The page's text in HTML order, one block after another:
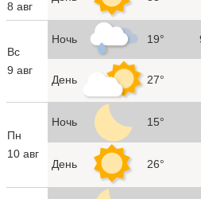
8 авг
Вс
9 авг
Ночь 19°
День 27°
Пн
10 авг
Ночь 15°
День 26°